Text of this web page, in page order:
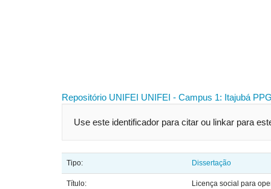
Repositório UNIFEI UNIFEI - Campus 1: Itajubá
Use este identificador para citar ou linkar para
Tipo: Dissertação
Título: Licença social para